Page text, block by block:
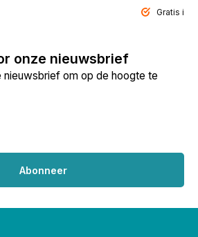
Gratis
onze nieuwsbrief
nieuwsbrief om op de hoogte te
Abonneer